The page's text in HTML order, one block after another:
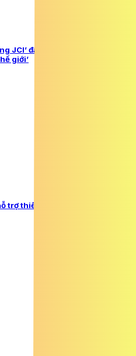
JCI’ đầu tiên tại Việt Nam đến
giới’
trợ thiết thực cho Trung tâm